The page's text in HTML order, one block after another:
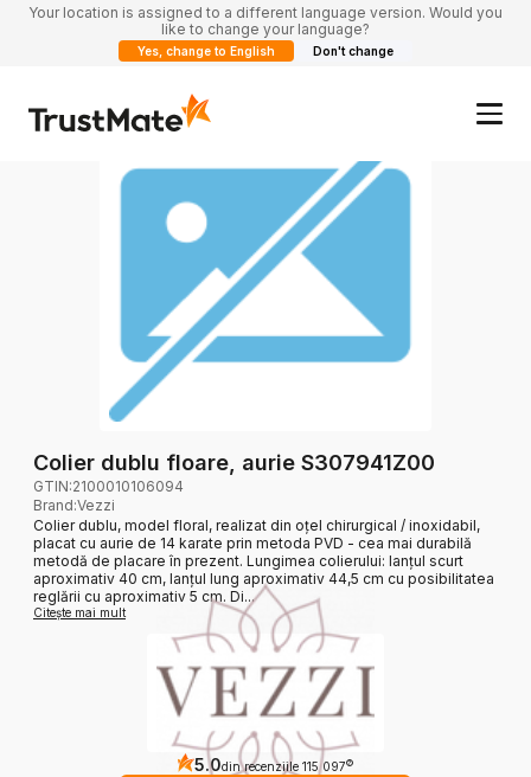
Your location is assigned to a different language version. Would you
like to change your language?
Yes, change to English Don't change
Colier dublu floare, aurie S307941Z00
GTIN:2100010106094
Brand:Vezzi
Colier dublu, model floral, realizat din oțel chirurgical / inoxidabil,
placat cu aurie de 14 karate prin metoda PVD - cea mai durabilă
metodă de placare în prezent. Lungimea colierului: lanțul scurt
aproximativ 40 cm, lanțul lung aproximativ 44,5 cm cu posibilitatea
reglării cu aproximativ 5 cm. Di...
Citește mai mult
5.0din recenziile 115 097 ?